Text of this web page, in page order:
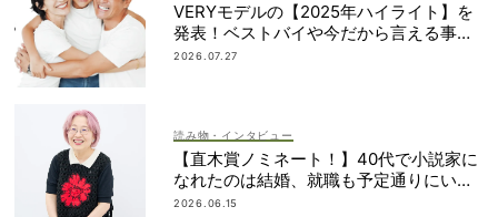
VERYモデルの【2025年ハイライト】を
発表！ベストバイや今だから言える事件
簿も大公開
2026.07.27
読み物・インタビュー
【直木賞ノミネート！】40代で小説家に
なれたのは結婚、就職も予定通りにいか
なかったから｜朝倉かすみさん
2026.06.15